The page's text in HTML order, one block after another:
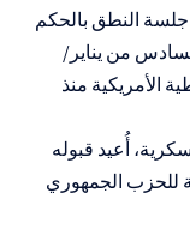
14 يومًا. وخلال جلسة النطق بالحكم
من يناير/
الأمريكية منذ
أُعيد قبوله
للحزب الجمهوري